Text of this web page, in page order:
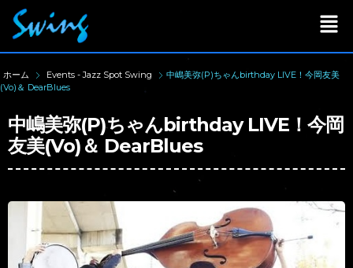
ホーム Events - Jazz Spot Swing
中嶋美弥(P)ちゃんbirthday LIVE！今岡友美
(Vo)＆ DearBlues
中嶋美弥(P)ちゃんbirthday LIVE！今岡
友美(Vo)＆ DearBlues